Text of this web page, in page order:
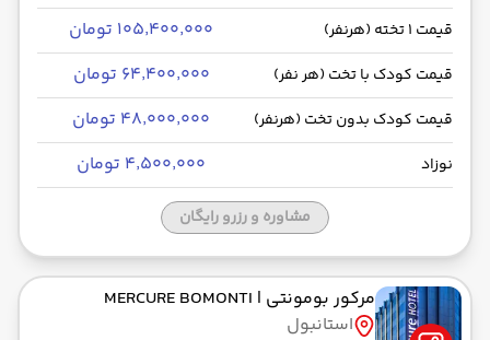
قیمت 1 تخته (هرنفر) ۱۰۵٬۴۰۰٬۰۰۰ تومان
قیمت کودک با تخت (هر نفر) ۶۴٬۴۰۰٬۰۰۰ تومان
قیمت کودک بدون تخت (هرنفر) ۴۸٬۰۰۰٬۰۰۰ تومان
نوزاد ۴٬۵۰۰٬۰۰۰ تومان
مشاوره و رزرو رایگان
مرکور بومونتی | MERCURE BOMONTI
استانبول